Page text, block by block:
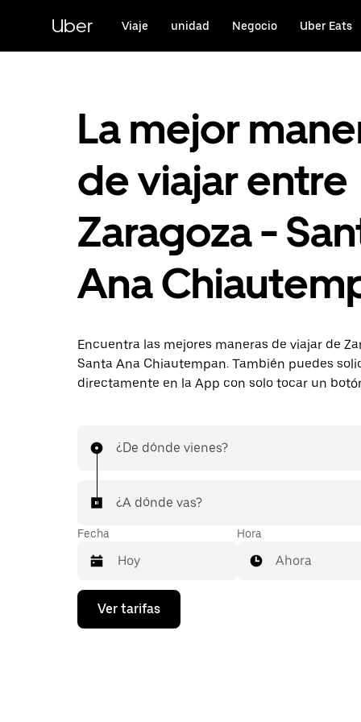
contenido
principal
Uber Viaje unidad Negocio Uber Eats
La mejor
de viajar entre
Zaragoza -
Ana
Encuentra las mejores maneras de viajar de
Santa Ana Chiautempan. También puedes
directamente en la App con solo tocar un
¿De dónde vienes?
¿A dónde vas?
Fecha
Presiona
flecha
Hora
Ahora
Ver tarifas